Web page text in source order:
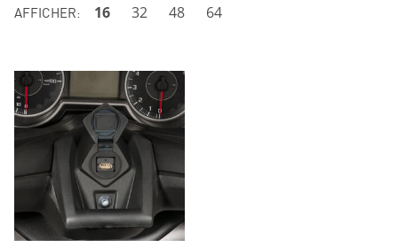
AFFICHER: 16 32 48 64